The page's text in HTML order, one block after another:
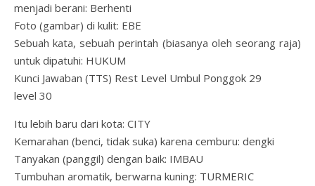
menjadi berani: Berhenti
Foto (gambar) di kulit: EBE
Sebuah kata, sebuah perintah (biasanya oleh seorang raja)
untuk dipatuhi: HUKUM
Kunci Jawaban (TTS) Rest Level Umbul Ponggok 29
level 30
Itu lebih baru dari kota: CITY
Kemarahan (benci, tidak suka) karena cemburu: dengki
Tanyakan (panggil) dengan baik: IMBAU
Tumbuhan aromatik, berwarna kuning: TURMERIC